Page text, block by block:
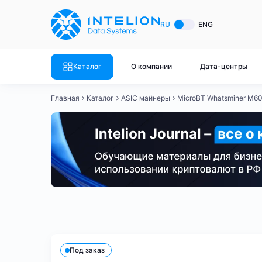
RU ENG
Каталог О компании Дата-центры
ASIC майнеры
Canaan
Innosilicon
Готовый
Готовый
Готовый
Готовый
Готовый
Главная Каталог ASIC майнеры MicroBT Whatsminer
Под заказ